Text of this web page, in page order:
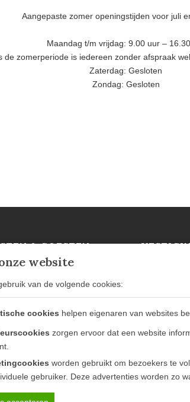
website
van de volgende cookies:
cookies helpen eigenaren van websites
zorgen ervoor dat een website
worden gebruikt om bezoekers te
gebruiker. Deze advertenties worden zo
Aangepaste zomer openingstijden voor juli
Maandag t/m vrijdag: 9.00 uur –
de zomerperiode is iedereen zonder afspraak
Zaterdag: Gesloten
Zondag: Gesloten
& GOESTEN